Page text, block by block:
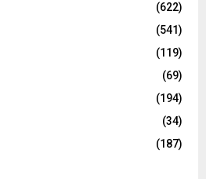
(622)
(541)
(119)
(69)
(194)
(34)
(187)